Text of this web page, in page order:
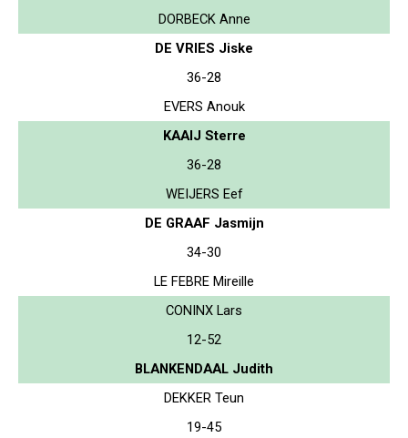
DORBECK Anne
DE VRIES Jiske
36-28
EVERS Anouk
KAAIJ Sterre
36-28
WEIJERS Eef
DE GRAAF Jasmijn
34-30
LE FEBRE Mireille
CONINX Lars
12-52
BLANKENDAAL Judith
DEKKER Teun
19-45